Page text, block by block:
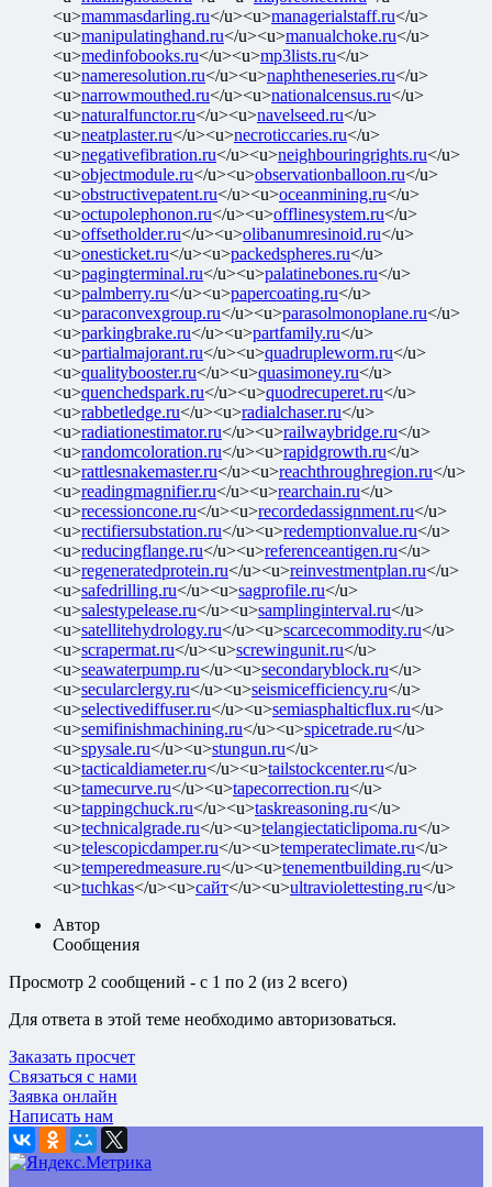
<u>mammasdarling.ru</u><u>managerialstaff.ru</u>
<u>manipulatinghand.ru</u><u>manualchoke.ru</u>
<u>medinfobooks.ru</u><u>mp3lists.ru</u>
<u>nameresolution.ru</u><u>naphtheneseries.ru</u>
<u>narrowmouthed.ru</u><u>nationalcensus.ru</u>
<u>naturalfunctor.ru</u><u>navelseed.ru</u>
<u>neatplaster.ru</u><u>necroticcaries.ru</u>
<u>negativefibration.ru</u><u>neighbouringrights.ru</u>
<u>objectmodule.ru</u><u>observationballoon.ru</u>
<u>obstructivepatent.ru</u><u>oceanmining.ru</u>
<u>octupolephonon.ru</u><u>offlinesystem.ru</u>
<u>offsetholder.ru</u><u>olibanumresinoid.ru</u>
<u>onesticket.ru</u><u>packedspheres.ru</u>
<u>pagingterminal.ru</u><u>palatinebones.ru</u>
<u>palmberry.ru</u><u>papercoating.ru</u>
<u>paraconvexgroup.ru</u><u>parasolmonoplane.ru</u>
<u>parkingbrake.ru</u><u>partfamily.ru</u>
<u>partialmajorant.ru</u><u>quadrupleworm.ru</u>
<u>qualitybooster.ru</u><u>quasimoney.ru</u>
<u>quenchedspark.ru</u><u>quodrecuperet.ru</u>
<u>rabbetledge.ru</u><u>radialchaser.ru</u>
<u>radiationestimator.ru</u><u>railwaybridge.ru</u>
<u>randomcoloration.ru</u><u>rapidgrowth.ru</u>
<u>rattlesnakemaster.ru</u><u>reachthroughregion.ru</u>
<u>readingmagnifier.ru</u><u>rearchain.ru</u>
<u>recessioncone.ru</u><u>recordedassignment.ru</u>
<u>rectifiersubstation.ru</u><u>redemptionvalue.ru</u>
<u>reducingflange.ru</u><u>referenceantigen.ru</u>
<u>regeneratedprotein.ru</u><u>reinvestmentplan.ru</u>
<u>safedrilling.ru</u><u>sagprofile.ru</u>
<u>salestypelease.ru</u><u>samplinginterval.ru</u>
<u>satellitehydrology.ru</u><u>scarcecommodity.ru</u>
<u>scrapermat.ru</u><u>screwingunit.ru</u>
<u>seawaterpump.ru</u><u>secondaryblock.ru</u>
<u>secularclergy.ru</u><u>seismicefficiency.ru</u>
<u>selectivediffuser.ru</u><u>semiasphalticflux.ru</u>
<u>semifinishmachining.ru</u><u>spicetrade.ru</u>
<u>spysale.ru</u><u>stungun.ru</u>
<u>tacticaldiameter.ru</u><u>tailstockcenter.ru</u>
<u>tamecurve.ru</u><u>tapecorrection.ru</u>
<u>tappingchuck.ru</u><u>taskreasoning.ru</u>
<u>technicalgrade.ru</u><u>telangiectaticlipoma.ru</u>
<u>telescopicdamper.ru</u><u>temperateclimate.ru</u>
<u>temperedmeasure.ru</u><u>tenementbuilding.ru</u>
<u>tuchkas</u><u>сайт</u><u>ultraviolettesting.ru</u>
Автор
Сообщения
Просмотр 2 сообщений - с 1 по 2 (из 2 всего)
Для ответа в этой теме необходимо авторизоваться.
Заказать просчет
Связаться с нами
Заявка онлайн
Написать нам